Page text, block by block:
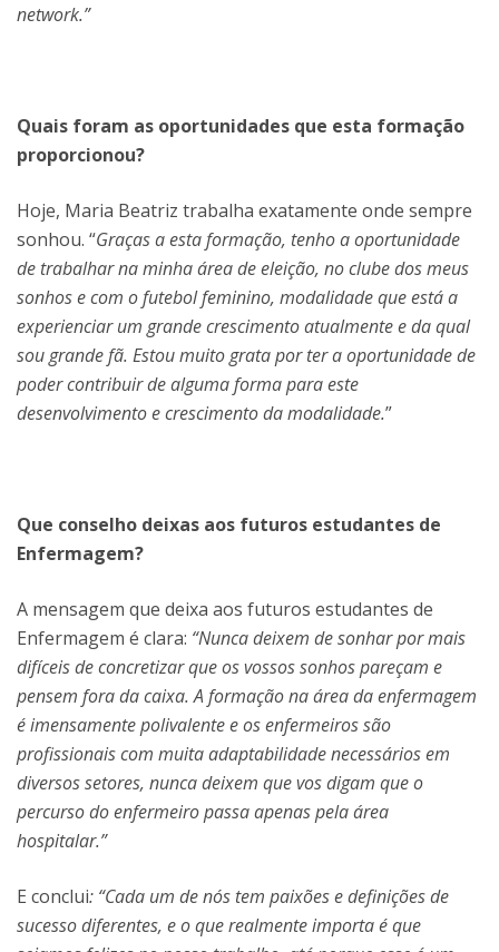
network.”
Quais foram as oportunidades que esta formação
proporcionou?
Hoje, Maria Beatriz trabalha exatamente onde sempre
sonhou. “Graças a esta formação, tenho a oportunidade
de trabalhar na minha área de eleição, no clube dos meus
sonhos e com o futebol feminino, modalidade que está a
experienciar um grande crescimento atualmente e da qual
sou grande fã. Estou muito grata por ter a oportunidade de
poder contribuir de alguma forma para este
desenvolvimento e crescimento da modalidade.”
Que conselho deixas aos futuros estudantes de
Enfermagem?
A mensagem que deixa aos futuros estudantes de
Enfermagem é clara: “Nunca deixem de sonhar por mais
difíceis de concretizar que os vossos sonhos pareçam e
pensem fora da caixa. A formação na área da enfermagem
é imensamente polivalente e os enfermeiros são
profissionais com muita adaptabilidade necessários em
diversos setores, nunca deixem que vos digam que o
percurso do enfermeiro passa apenas pela área
hospitalar.”
E conclui: “Cada um de nós tem paixões e definições de
sucesso diferentes, e o que realmente importa é que